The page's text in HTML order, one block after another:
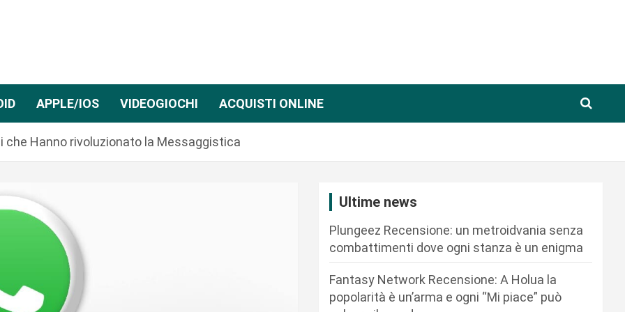
APPLE/IOS VIDEOGIOCHI ACQUISTI ONLINE
che Hanno rivoluzionato la Messaggistica
Ultime news
Plungeez Recensione: un metroidvania senza
combattimenti dove ogni stanza è un enigma
Fantasy Network Recensione: A Holua la
popolarità è un’arma e ogni “Mi piace” può